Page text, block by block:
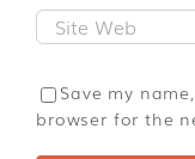
Save my
browser for the